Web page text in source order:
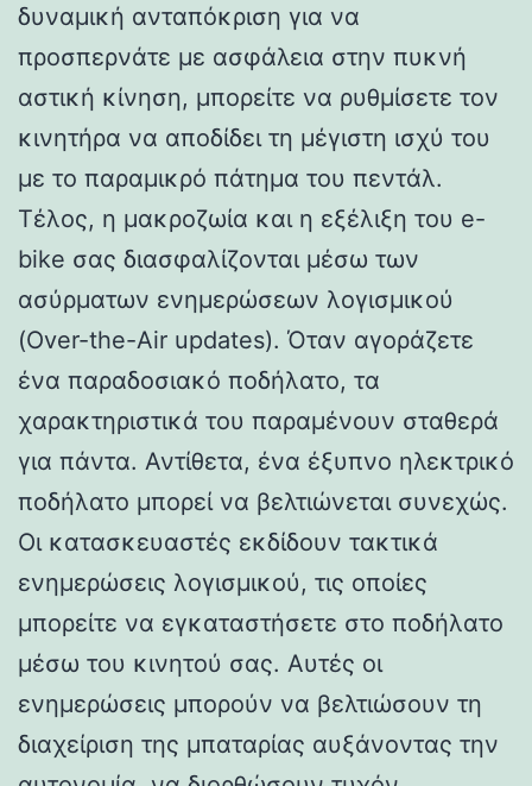
δυναμική ανταπόκριση για να
προσπερνάτε με ασφάλεια στην πυκνή
αστική κίνηση, μπορείτε να ρυθμίσετε τον
κινητήρα να αποδίδει τη μέγιστη ισχύ του
με το παραμικρό πάτημα του πεντάλ.
Τέλος, η μακροζωία και η εξέλιξη του e-
bike σας διασφαλίζονται μέσω των
ασύρματων ενημερώσεων λογισμικού
(Over-the-Air updates). Όταν αγοράζετε
ένα παραδοσιακό ποδήλατο, τα
χαρακτηριστικά του παραμένουν σταθερά
για πάντα. Αντίθετα, ένα έξυπνο ηλεκτρικό
ποδήλατο μπορεί να βελτιώνεται συνεχώς.
Οι κατασκευαστές εκδίδουν τακτικά
ενημερώσεις λογισμικού, τις οποίες
μπορείτε να εγκαταστήσετε στο ποδήλατο
μέσω του κινητού σας. Αυτές οι
ενημερώσεις μπορούν να βελτιώσουν τη
διαχείριση της μπαταρίας αυξάνοντας την